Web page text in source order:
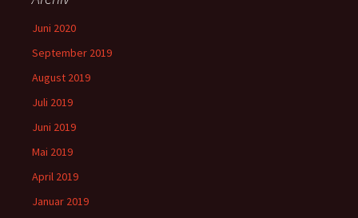
Juni 2020
September 2019
August 2019
Juli 2019
Juni 2019
Mai 2019
April 2019
Januar 2019